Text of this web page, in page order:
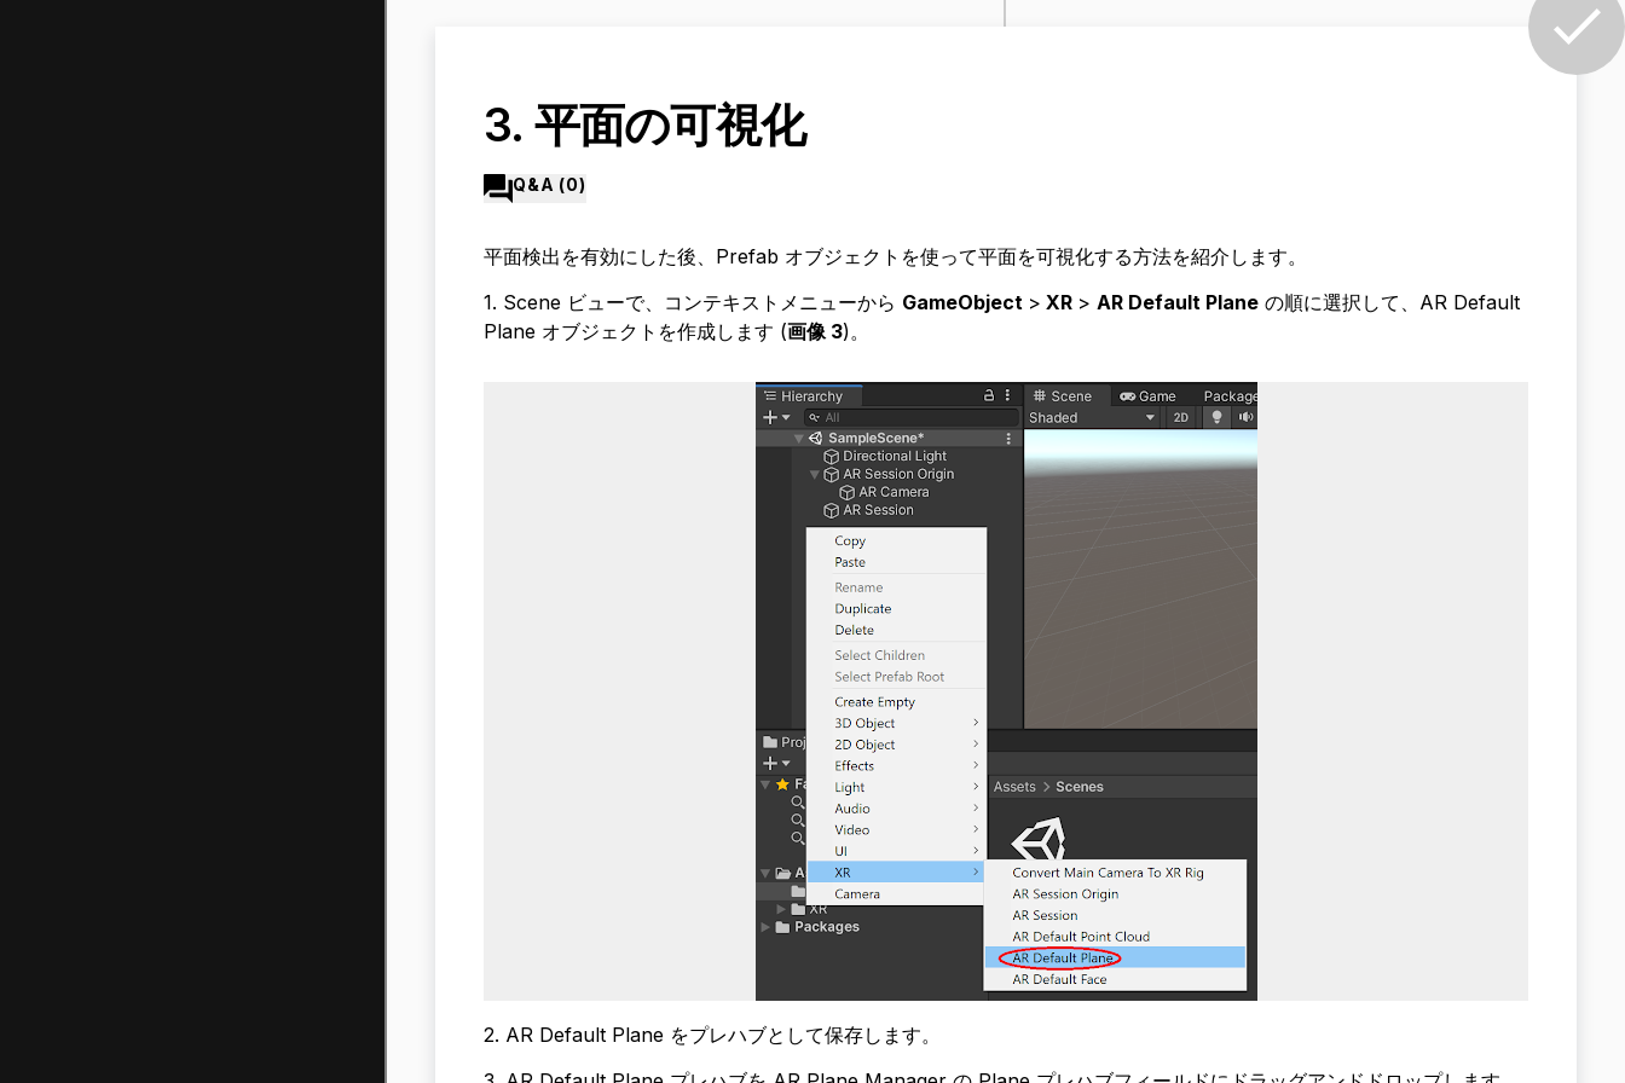
3. 平面の可視化
Q&A (0)
平面検出を有効にした後、Prefab オブジェクトを使って平面を可視化する方法を紹介します。
1. Scene ビューで、コンテキストメニューから GameObject > XR > AR Default Plane の順に選択して、AR Default
Plane オブジェクトを作成します (画像 3)。
2. AR Default Plane をプレハブとして保存します。